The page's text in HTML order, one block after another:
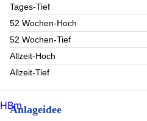
Iberdrola SA (2.65%)
TOTAL SA (2.41%)
TECHNIP ENERGIES
SIEMENS ENERGY AG
Tages-Tief
52 Wochen-Hoch
52 Wochen-Tief
Allzeit-Hoch
Allzeit-Tief
Anlageidee
HBm